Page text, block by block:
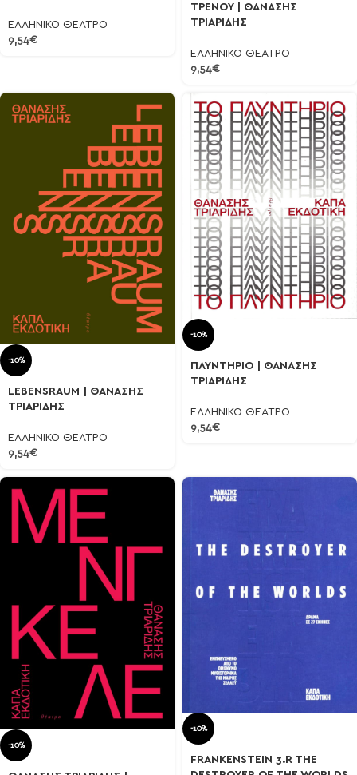
ΕΛΛΗΝΙΚΟ ΘΕΑΤΡΟ
9,54€
ΤΡΕΝΟΥ | ΘΑΝΑΣΗΣ
ΤΡΙΑΡΙΔΗΣ
ΕΛΛΗΝΙΚΟ ΘΕΑΤΡΟ
9,54€
-10%
LEBENSRAUM | ΘΑΝΑΣΗΣ
ΤΡΙΑΡΙΔΗΣ
ΕΛΛΗΝΙΚΟ ΘΕΑΤΡΟ
9,54€
-10%
ΠΛΥΝΤΗΡΙΟ | ΘΑΝΑΣΗΣ
ΤΡΙΑΡΙΔΗΣ
ΕΛΛΗΝΙΚΟ ΘΕΑΤΡΟ
9,54€
-10%
-10%
FRANKENSTEIN 3.R THE